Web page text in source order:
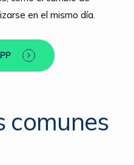
en el mismo día.
comunes